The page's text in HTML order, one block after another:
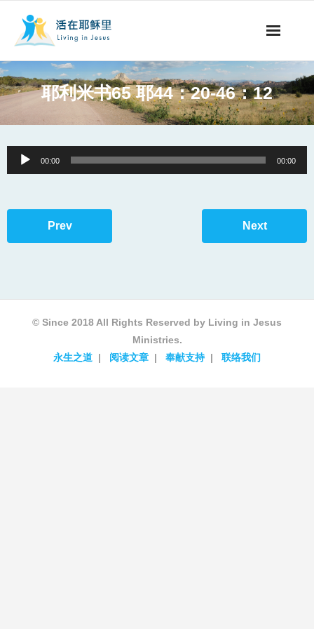
事工概要
阅读文章
耶利米书65 耶44：20-46：12
Audio
Player
00:00 00:00
Prev Next
© Since 2018 All Rights Reserved by Living in Jesus
Ministries.
永生之道
阅读文章 奉献支持 联络我们